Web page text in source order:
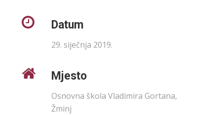
Datum
29. siječnja 2019.
Mjesto
Osnovna škola Vladimira Gortana,
Žminj